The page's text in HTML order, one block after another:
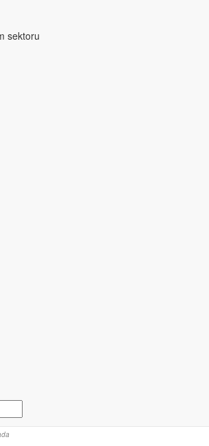
sektoru
nabídnuta 15 % sleva na matraci.
která se zaměřuje jen na tento sortiment. O
si ji přímo v obchodě nabízejícím také
agentury
může nabízet stylové výrobky do
zařídit každou místnost v jejich
neposloužila jen jako
do 23. února pro členy programu IKEA